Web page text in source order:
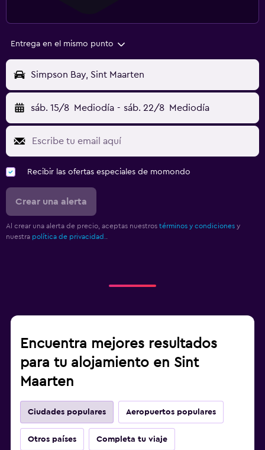
Entrega en el mismo punto
Simpson Bay, Sint Maarten
sáb. 15/8 Mediodía - sáb. 22/8 Mediodía
Recibir las ofertas especiales de momondo
Crear una alerta
Al crear una alerta de precio, aceptas nuestros términos y condiciones y
nuestra política de privacidad..
Encuentra mejores resultados
para tu alojamiento en Sint
Maarten
Ciudades populares Aeropuertos populares
Otros países Completa tu viaje